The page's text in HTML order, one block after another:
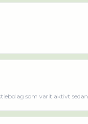
som varit aktivt sedan